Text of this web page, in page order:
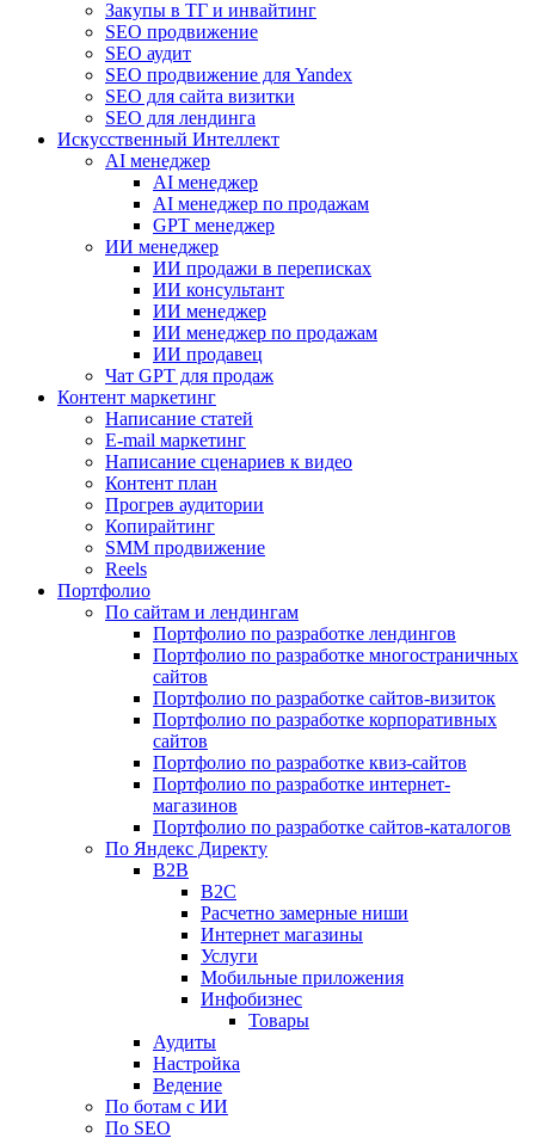
Закупы в ТГ и инвайтинг
SEO продвижение
SEO аудит
SEO продвижение для Yandex
SEO для сайта визитки
SEO для лендинга
Искусственный Интеллект
AI менеджер
AI менеджер
AI менеджер по продажам
GPT менеджер
ИИ менеджер
ИИ продажи в переписках
ИИ консультант
ИИ менеджер
ИИ менеджер по продажам
ИИ продавец
Чат GPT для продаж
Контент маркетинг
Написание статей
E-mail маркетинг
Написание сценариев к видео
Контент план
Прогрев аудитории
Копирайтинг
SMM продвижение
Reels
Портфолио
По сайтам и лендингам
Портфолио по разработке лендингов
Портфолио по разработке многостраничных
сайтов
Портфолио по разработке сайтов-визиток
Портфолио по разработке корпоративных
сайтов
Портфолио по разработке квиз-сайтов
Портфолио по разработке интернет-
магазинов
Портфолио по разработке сайтов-каталогов
По Яндекс Директу
B2B
B2C
Расчетно замерные ниши
Интернет магазины
Услуги
Мобильные приложения
Инфобизнес
Товары
Аудиты
Настройка
Ведение
По ботам с ИИ
По SEO